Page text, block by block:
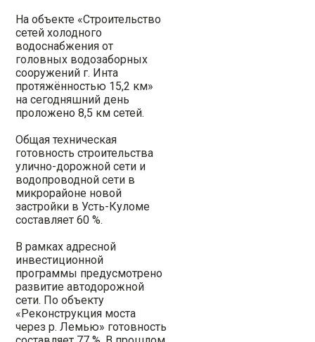
На объекте «Строительство
сетей холодного
водоснабжения от
головных водозаборных
сооружений г. Инта
протяжённостью 15,2 км»
на сегодняшний день
проложено 8,5 км сетей.
Общая техническая
готовность строительства
улично-дорожной сети и
водопроводной сети в
микрорайоне новой
застройки в Усть-Куломе
составляет 60 %.
В рамках адресной
инвестиционной
программы предусмотрено
развитие автодорожной
сети. По объекту
«Реконструкция моста
через р. Лемью» готовность